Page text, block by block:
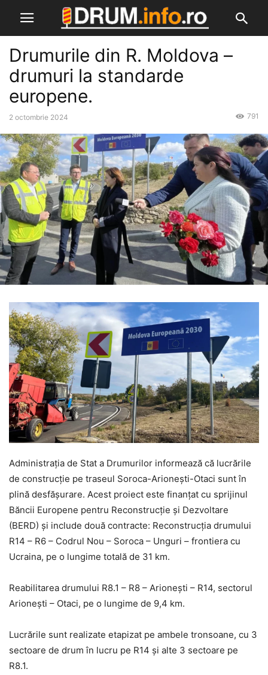
Drumurile din R. Moldova –
drumuri la standarde
europene.
2 octombrie 2024 791
Administrația de Stat a Drumurilor informează că lucrările
de construcție pe traseul Soroca-Arionești-Otaci sunt în
plină desfășurare. Acest proiect este finanțat cu sprijinul
Băncii Europene pentru Reconstrucție și Dezvoltare
(BERD) și include două contracte: Reconstrucția drumului
R14 – R6 – Codrul Nou – Soroca – Unguri – frontiera cu
Ucraina, pe o lungime totală de 31 km.
Reabilitarea drumului R8.1 – R8 – Arionești – R14, sectorul
Arionești – Otaci, pe o lungime de 9,4 km.
Lucrările sunt realizate etapizat pe ambele tronsoane, cu 3
sectoare de drum în lucru pe R14 și alte 3 sectoare pe
R8.1.